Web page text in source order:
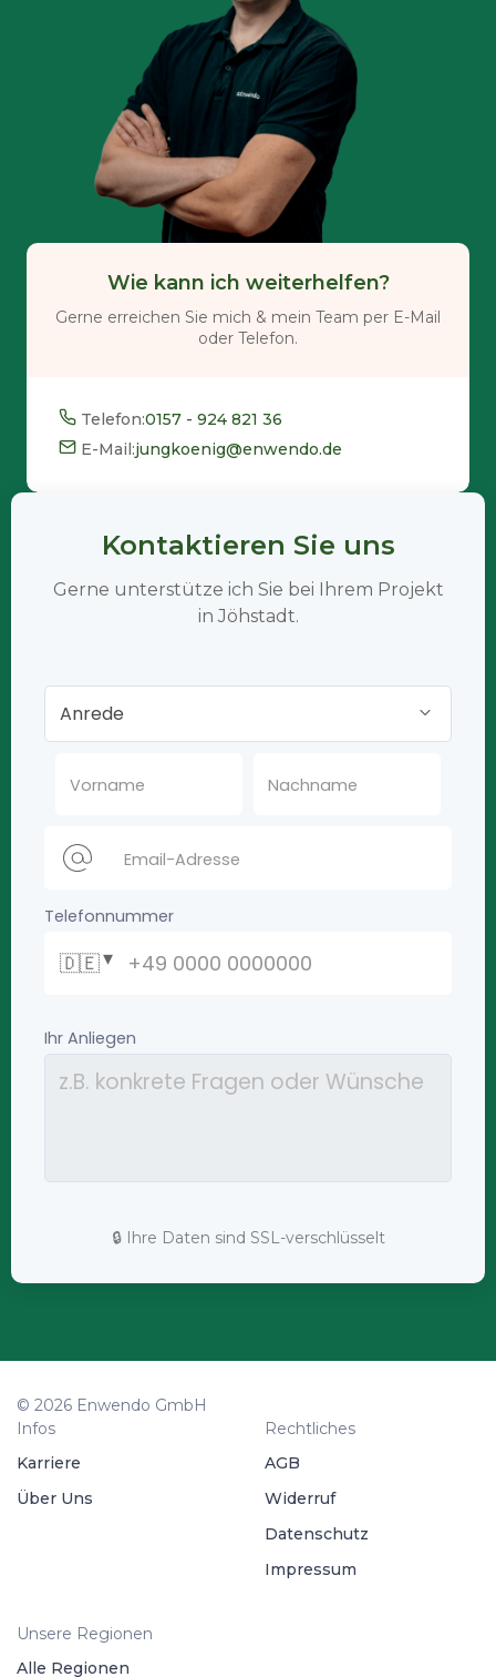
Wie kann ich weiterhelfen?
Gerne erreichen Sie mich & mein Team per E-Mail
oder Telefon.
Telefon:0157 - 924 821 36
E-Mail:jungkoenig@enwendo.de
Kontaktieren Sie uns
Gerne unterstütze ich Sie bei Ihrem Projekt
in Jöhstadt.
🔒 Ihre Daten sind SSL-verschlüsselt
© 2026 Enwendo GmbH
Infos
Karriere
Über Uns
Rechtliches
AGB
Widerruf
Datenschutz
Impressum
Unsere Regionen
Alle Regionen